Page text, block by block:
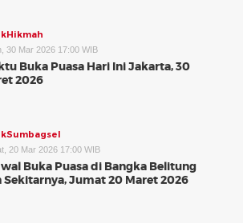
30 Mar 2026 17:00 WIB
Buka Puasa Hari Ini Jakarta, 30
2026
20 Mar 2026 17:00 WIB
Buka Puasa di Bangka Belitung
Sekitarnya, Jumat 20 Maret 2026